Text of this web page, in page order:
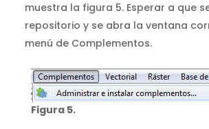
muestra la figura 5. Esperar a que
repositorio y se abra la ventana
menú de Complementos.
Figura 5.